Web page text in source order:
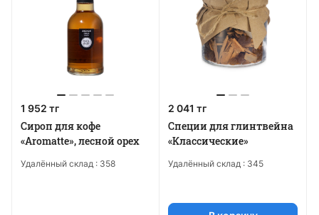
1 952 тг
Сироп для кофе
«Aromatte», лесной орех
Удалённый склад : 358
2 041 тг
Специи для глинтвейна
«Классические»
Удалённый склад : 345